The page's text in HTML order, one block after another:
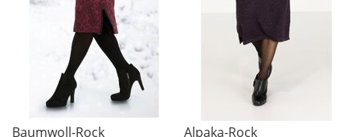
Baumwoll-Rock Alpaka-Rock